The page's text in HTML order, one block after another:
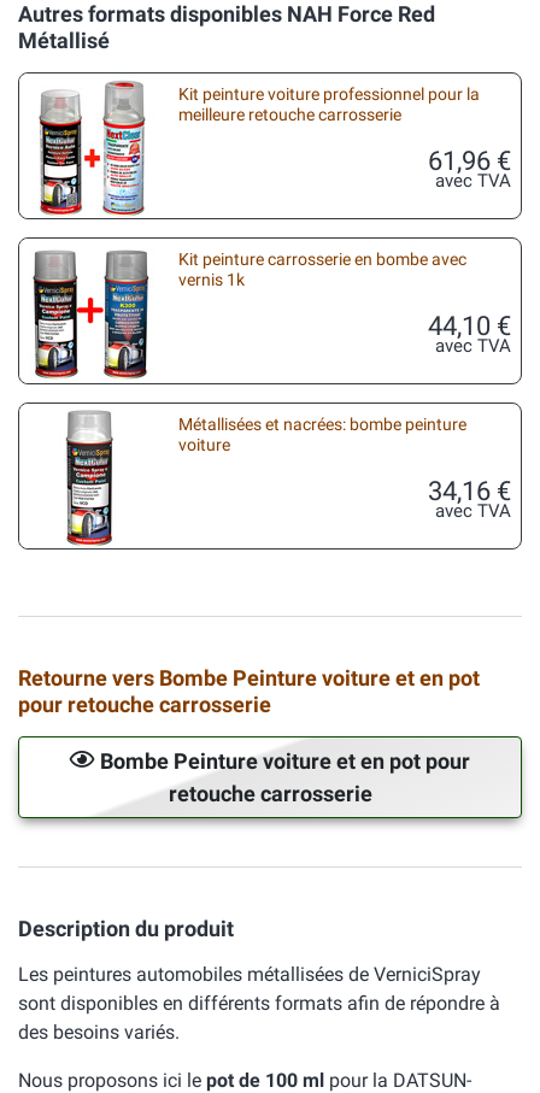
Autres formats disponibles NAH Force Red
Métallisé
Kit peinture voiture professionnel pour la
meilleure retouche carrosserie
61,96 €
avec TVA
Kit peinture carrosserie en bombe avec
vernis 1k
44,10 €
avec TVA
Métallisées et nacrées: bombe peinture
voiture
34,16 €
avec TVA
Retourne vers Bombe Peinture voiture et en pot
pour retouche carrosserie
Bombe Peinture voiture et en pot pour
retouche carrosserie
Description du produit
Les peintures automobiles métallisées de VerniciSpray
sont disponibles en différents formats afin de répondre à
des besoins variés.
Nous proposons ici le pot de 100 ml pour la DATSUN-